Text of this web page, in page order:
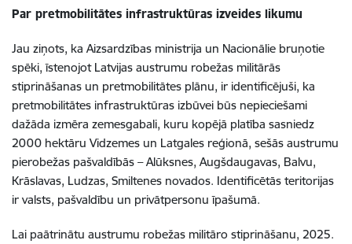
Par pretmobilitātes infrastruktūras izveides likumu
Jau ziņots, ka Aizsardzības ministrija un Nacionālie bruņotie
spēki, īstenojot Latvijas austrumu robežas militārās
stiprināšanas un pretmobilitātes plānu, ir identificējuši, ka
pretmobilitātes infrastruktūras izbūvei būs nepieciešami
dažāda izmēra zemesgabali, kuru kopējā platība sasniedz
2000 hektāru Vidzemes un Latgales reģionā, sešās austrumu
pierobežas pašvaldībās – Alūksnes, Augšdaugavas, Balvu,
Krāslavas, Ludzas, Smiltenes novados. Identificētās teritorijas
ir valsts, pašvaldību un privātpersonu īpašumā.
Lai paātrinātu austrumu robežas militāro stiprināšanu, 2025.